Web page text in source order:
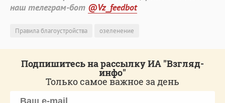
наш телеграм-бот @Vz_feedbot
Правила благоустройства озеленение
Подпишитесь на рассылку ИА "Взгляд-
инфо"
Только самое важное за день